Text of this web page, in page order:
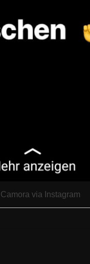
Camora via Instagram